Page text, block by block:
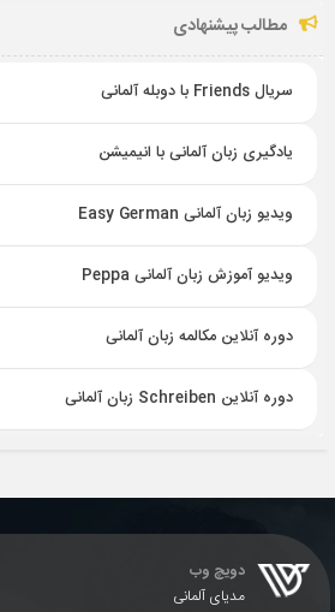
مطالب پیشنهادی
سریال Friends با دوبله آلمانی
یادگیری زبان آلمانی با انیمیشن
ویدیو زبان آلمانی Easy German
ویدیو آموزش زبان آلمانی Peppa
دوره آنلاین مکالمه زبان آلمانی
دوره آنلاین Schreiben زبان آلمانی
دویچ وب
مدیای آلمانی